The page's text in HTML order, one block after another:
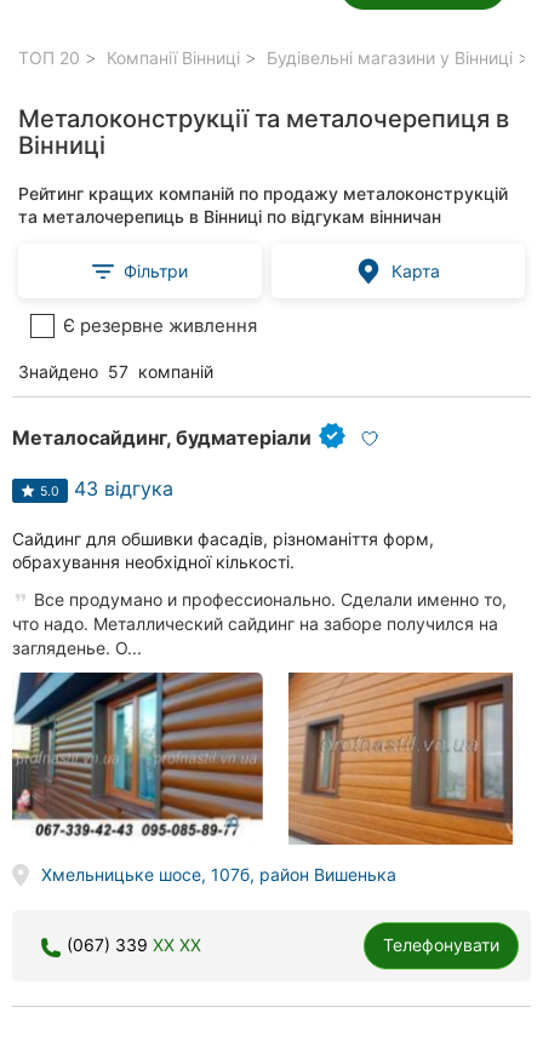
ТОП 20 Компанії Вінниці Будівельні магазини у Вінниці
Металоконструкції та металочерепиця в
Вінниці
Рейтинг кращих компаній по продажу металоконструкцій
та металочерепиць в Вінниці по відгукам вінничан
Фільтри Карта
Є резервне живлення
Знайдено 57 компаній
Металосайдинг, будматеріали
5.0 43 відгука
Сайдинг для обшивки фасадів, різноманіття форм,
обрахування необхідної кількості.
Все продумано и профессионально. Сделали именно то,
что надо. Металлический сайдинг на заборе получился на
загляденье. О...
Хмельницьке шосе, 107б, район Вишенька
(067) 339 XX XX Телефонувати